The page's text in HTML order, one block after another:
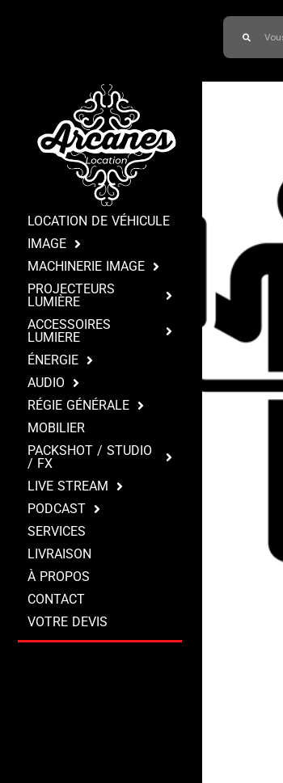
LOCATION DE VÉHICULE
IMAGE
MACHINERIE IMAGE
PROJECTEURS
LUMIÈRE
ACCESSOIRES
LUMIERE
ÉNERGIE
AUDIO
RÉGIE GÉNÉRALE
MOBILIER
PACKSHOT / STUDIO
/ FX
LIVE STREAM
PODCAST
SERVICES
LIVRAISON
À PROPOS
CONTACT
VOTRE DEVIS